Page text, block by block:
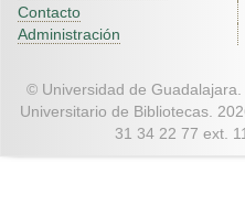
Contacto
Administración
© Universidad de
Universitario de Bibliotecas.
31 34 22 77 ext.